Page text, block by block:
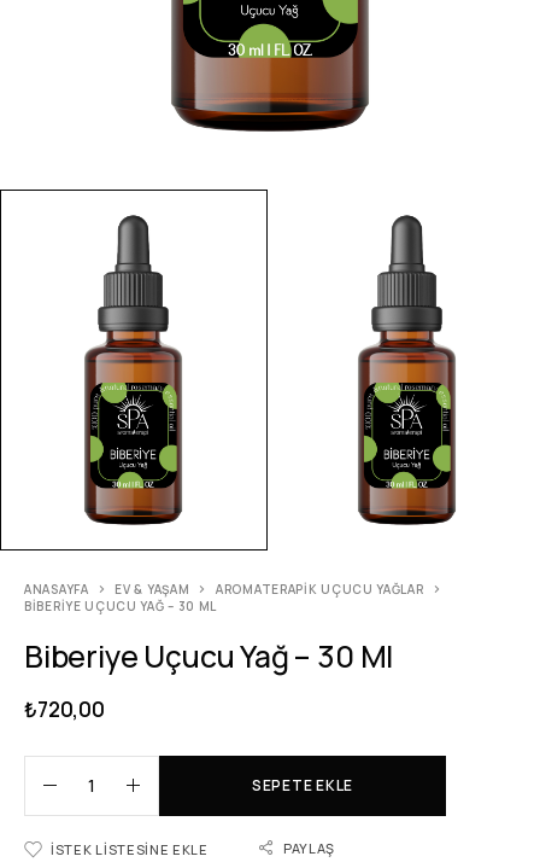
ANASAYFA EV & YAŞAM
AROMATERAPIK UÇUCU YAĞLAR
BIBERIYE UÇUCU YAĞ – 30 ML
Biberiye Uçucu Yağ – 30 Ml
₺720,00
SEPETE EKLE
İSTEK LISTESINE EKLE PAYLAŞ